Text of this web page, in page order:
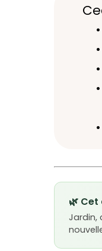
🌿
Jardin,